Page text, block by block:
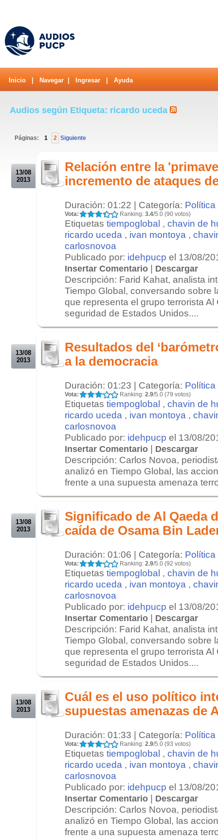
Inicio Navegar Ingresar Ayuda
Audios según Etiqueta: ricardo uceda
Páginas: 1 2 Siguiente
13/08
2013
Relación entre la
incremento de ataques
Duración: 01:22 | Categoría: Política
Vota: Ranking: 3.4/5.0 (90 votos)
Etiquetas tiempoglobal , chavin de
ricardo uceda , ivan montoya ,
carlosnovoa
Publicado por: idehpucp el 13/08/
Insertar Comentario | Descargar
Descripción: Farid Kahat, analista
Tiempo Global, conversando sobre
que representa el grupo terrorista Al
seguridad de Estados Unidos....
13/08
2013
Resultados del
a la democracia
Duración: 01:23 | Categoría: Política
Vota: Ranking: 2.9/5.0 (79 votos)
Etiquetas tiempoglobal , chavin de
ricardo uceda , ivan montoya ,
carlosnovoa
Publicado por: idehpucp el 13/08/
Insertar Comentario | Descargar
Descripción: Carlos Novoa,
analizó en Tiempo Global, las
frente a una supuesta amenaza
13/08
2013
Significado de Al Qaeda
caída de Osama Bin
Duración: 01:06 | Categoría: Política
Vota: Ranking: 2.9/5.0 (92 votos)
Etiquetas tiempoglobal , chavin de
ricardo uceda , ivan montoya ,
carlosnovoa
Publicado por: idehpucp el 13/08/
Insertar Comentario | Descargar
Descripción: Farid Kahat, analista
Tiempo Global, conversando sobre
que representa el grupo terrorista Al
seguridad de Estados Unidos....
13/08
2013
Cuál es el uso político
supuestas amenazas de
Duración: 01:33 | Categoría: Política
Vota: Ranking: 2.9/5.0 (93 votos)
Etiquetas tiempoglobal , chavin de
ricardo uceda , ivan montoya ,
carlosnovoa
Publicado por: idehpucp el 13/08/
Insertar Comentario | Descargar
Descripción: Carlos Novoa,
analizó en Tiempo Global, las
frente a una supuesta amenaza